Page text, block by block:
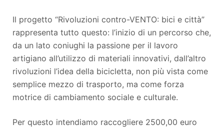
Il progetto “Rivoluzioni contro-VENTO: bici e città”
rappresenta tutto questo: l’inizio di un percorso che,
da un lato coniughi la passione per il lavoro
artigiano all’utilizzo di materiali innovativi, dall’altro
rivoluzioni l’idea della bicicletta, non più vista come
semplice mezzo di trasporto, ma come forza
motrice di cambiamento sociale e culturale.
Per questo intendiamo raccogliere 2500,00 euro